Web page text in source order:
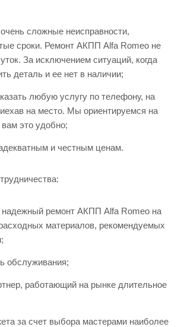
сложные неисправности,
сроки. Ремонт АКПП Alfa Romeo не
За исключением ситуаций, когда
деталь и ее нет в наличии;
любую услугу по телефону, на
на место. Мы ориентируемся на
вам это удобно;
и честным ценам.
надежный ремонт АКПП Alfa Romeo на
материалов, рекомендуемых
обслуживания;
работающий на рынке длительное
за счет выбора мастерами наиболее